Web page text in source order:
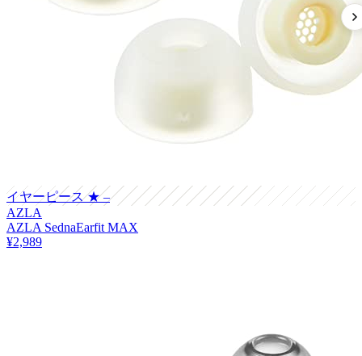
イヤーピース ★ –
AZLA
AZLA SednaEarfit MAX
¥2,989